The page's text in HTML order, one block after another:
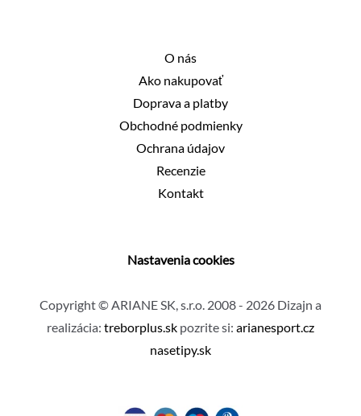
O nás
Ako nakupovať
Doprava a platby
Obchodné podmienky
Ochrana údajov
Recenzie
Kontakt
Nastavenia cookies
Copyright © ARIANE SK, s.r.o. 2008 - 2026 Dizajn a
realizácia: treborplus.sk pozrite si: arianesport.cz
nasetipy.sk